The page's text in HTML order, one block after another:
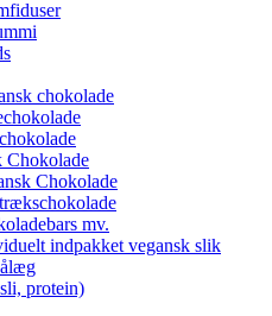
chokolade
Chokolade
Chokolade
mv.
indpakket vegansk slik
protein)